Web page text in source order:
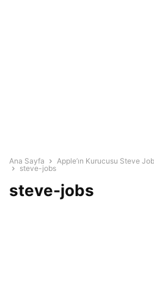
Ana Sayfa
Apple’ın Kurucusu Steve
steve-jobs
steve-jobs